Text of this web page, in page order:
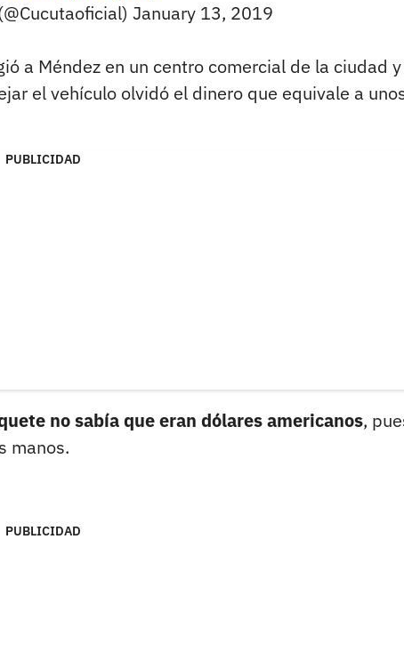
January 13, 2019
a Méndez en un centro comercial de la ciudad
el vehículo olvidó el dinero que equivale a
PUBLICIDAD
no sabía que eran dólares americanos,
manos.
PUBLICIDAD